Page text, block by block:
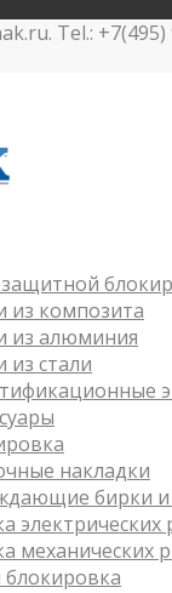
Tel.: +7(495)
из композита
из алюминия
из стали
накладки
бирки и
электрических
механических
блокировка